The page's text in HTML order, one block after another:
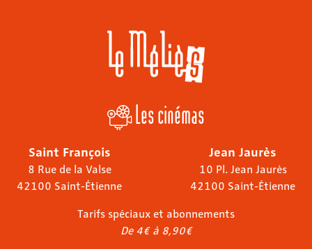
Les cinémas
Saint François
8 Rue de la Valse
42100 Saint-Étienne
Jean Jaurès
10 Pl. Jean Jaurès
42100 Saint-Étienne
Tarifs spéciaux et abonnements
De 4€ à 8,90€